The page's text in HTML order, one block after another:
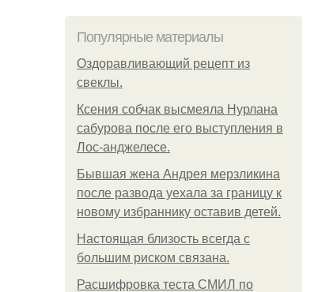
Популярные материалы
Оздоравливающий рецепт из
свеклы.
Ксения собчак высмеяла Нурлана
сабурова после его выступления в
Лос-анджелесе.
Бывшая жена Андрея мерзликина
после развода уехала за границу к
новому избраннику оставив детей.
Hacтоящая близость всегда с
большим риском связана.
Расшифровка теста СМИЛ по